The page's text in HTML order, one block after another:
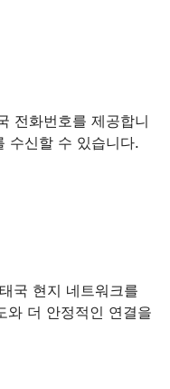
전화번호를 제공합니
수신할 수 있습니다.
국 현지 네트워크를
와 더 안정적인 연결을